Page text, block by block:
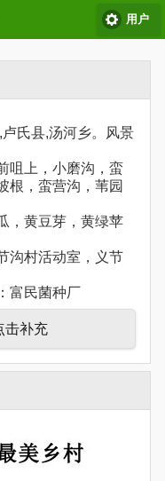
用户
氏县,汤河乡。风景
咀上，小磨沟，蛮
根，蛮营沟，苇园
，黄豆芽，黄绿苹
沟村活动室，义节
富民菌种厂
击补充